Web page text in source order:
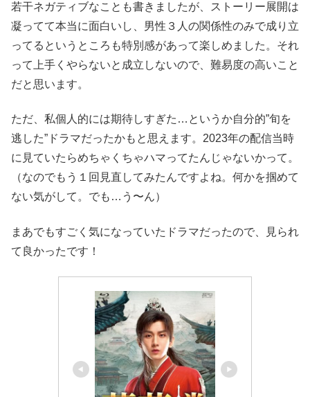
若干ネガティブなことも書きましたが、ストーリー展開は
凝ってて本当に面白いし、男性３人の関係性のみで成り立
ってるというところも特別感があって楽しめました。それ
って上手くやらないと成立しないので、難易度の高いこと
だと思います。
ただ、私個人的には期待しすぎた…というか自分的”旬を
逃した”ドラマだったかもと思えます。2023年の配信当時
に見ていたらめちゃくちゃハマってたんじゃないかって。
（なのでもう１回見直してみたんですよね。何かを掴めて
ない気がして。でも…う〜ん）
まあでもすごく気になっていたドラマだったので、見られ
て良かったです！